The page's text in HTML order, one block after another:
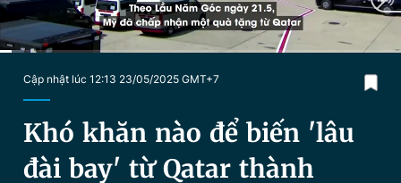
Chào ngày mới Tin 24h
Video Magazine
Đăng xuất
Cập nhật lúc 12:13 23/05/2025 GMT+7
Khó khăn nào để biến 'lâu
đài bay' từ Qatar thành